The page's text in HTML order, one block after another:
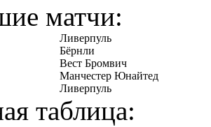
матчи:
Ливерпуль
Бёрнли
Вест Бромвич
Манчестер Юнайтед
Ливерпуль
таблица: